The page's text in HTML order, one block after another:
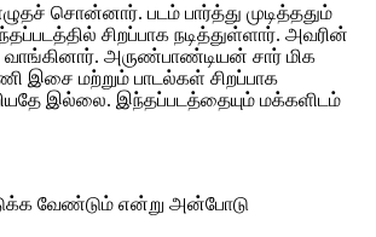
சொன்னார். படம் பார்த்து முடித்ததும்
சிறப்பாக நடித்துள்ளார். அவரின்
வாங்கினார். அருண்பாண்டியன் சார் மிக
இசை மற்றும் பாடல்கள் சிறப்பாக
இல்லை. இந்தப்படத்தையும் மக்களிடம்
வேண்டும் என்று அன்போடு